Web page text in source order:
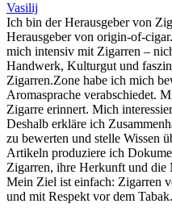
Vasilij
Ich bin der Herausgeber von
Herausgeber von origin-of-
mich intensiv mit Zigarren –
Handwerk, Kulturgut und
Zigarren.Zone habe ich mich
Aromasprache verabschiedet.
Zigarre erinnert. Mich
Deshalb erkläre ich
zu bewerten und stelle Wissen
Artikeln produziere ich
Zigarren, ihre Herkunft und die
Mein Ziel ist einfach: Zigarren
und mit Respekt vor dem Tabak.